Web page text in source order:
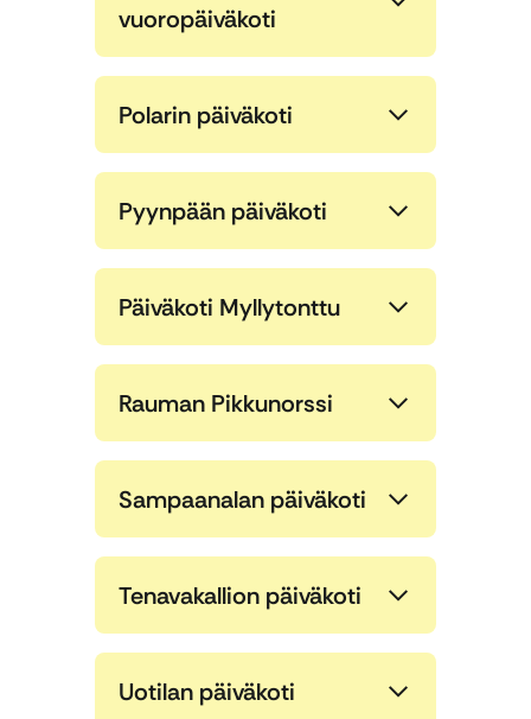
vuoropäiväkoti
Polarin päiväkoti
Pyynpään päiväkoti
Päiväkoti Myllytonttu
Rauman Pikkunorssi
Sampaanalan päiväkoti
Tenavakallion päiväkoti
Uotilan päiväkoti